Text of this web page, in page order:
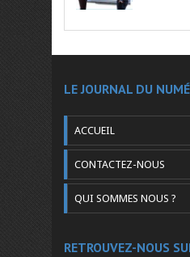
LE JOURNAL DU
ACCUEIL
CONTACTEZ-NOUS
QUI SOMMES NOUS ?
RETROUVEZ-NOUS